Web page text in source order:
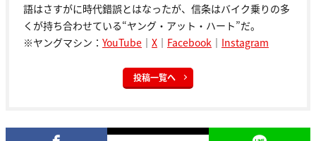
語はさすがに時代錯誤とはなったが、信条はバイク乗りの多
くが持ち合わせている“ヤング・アット・ハート”だ。
※ヤングマシン： YouTube ｜ X ｜ Facebook ｜ Instagram
投稿一覧へ